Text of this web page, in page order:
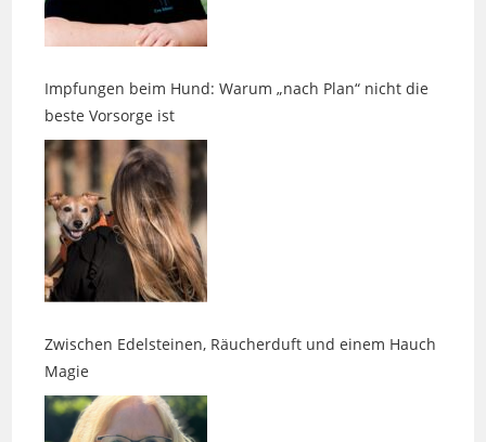
Impfungen beim Hund: Warum „nach Plan“ nicht die
Zwischen Edelsteinen, Räucherduft und einem Hauch